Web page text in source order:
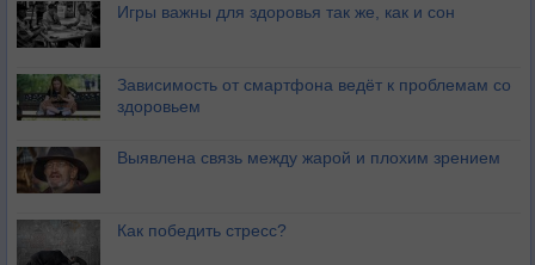
Игры важны для здоровья так же, как и сон
Зависимость от смартфона ведёт к проблемам со
здоровьем
Выявлена связь между жарой и плохим зрением
Как победить стресс?